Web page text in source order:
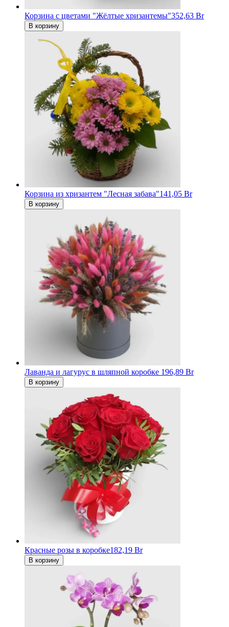
Корзина с цветами "Жёлтые хризантемы"352,63 Br
В корзину
Корзина из хризантем "Лесная забава"141,05 Br
В корзину
Лаванда и лагурус в шляпной коробке 196,89 Br
В корзину
Красные розы в коробке182,19 Br
В корзину